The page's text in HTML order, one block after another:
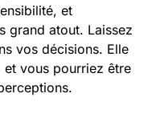
et
grand atout. Laissez
vos décisions. Elle
et vous pourriez être